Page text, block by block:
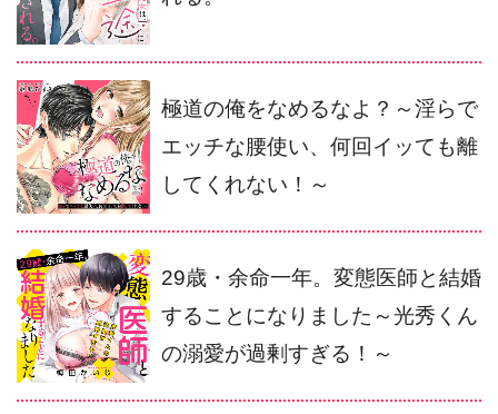
極道の俺をなめるなよ？～淫らで
エッチな腰使い、何回イッても離
してくれない！～
29歳・余命一年。変態医師と結婚
することになりました～光秀くん
の溺愛が過剰すぎる！～